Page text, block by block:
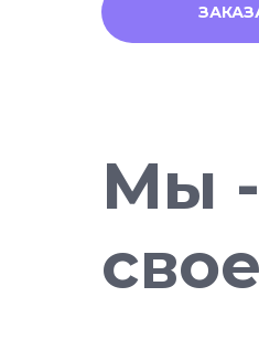
Мы